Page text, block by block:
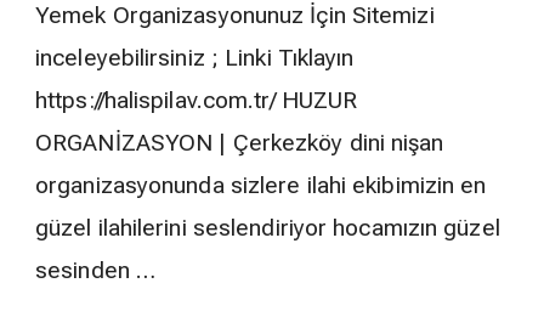
Yemek Organizasyonunuz İçin Sitemizi
inceleyebilirsiniz ; Linki Tıklayın
https://halispilav.com.tr/ HUZUR
ORGANİZASYON | Çerkezköy dini nişan
organizasyonunda sizlere ilahi ekibimizin en
güzel ilahilerini seslendiriyor hocamızın güzel
sesinden …